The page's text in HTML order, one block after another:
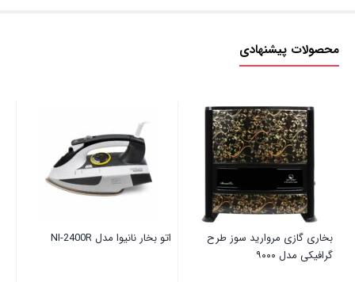
محصولات پیشنهادی
بخاری گازی مروارید سوز طرح
گرافیکی مدل ۹۰۰۰
اتو بخار نانیوا مدل NI-2400R